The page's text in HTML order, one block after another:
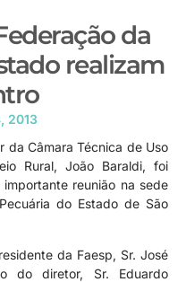
da
realizam
2013
da Câmara Técnica de Uso
Rural, João Baraldi, foi
reunião na sede
do Estado de São
da Faesp, Sr. José
do diretor, Sr. Eduardo